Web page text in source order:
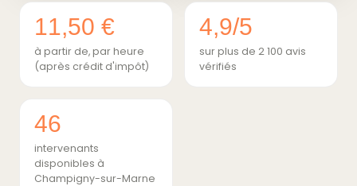
11,50 €
à partir de, par heure
(après crédit d'impôt)
4,9/5
sur plus de 2 100 avis
vérifiés
46
intervenants
disponibles à
Champigny-sur-Marne